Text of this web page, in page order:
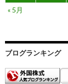
« 5月
ブログランキング